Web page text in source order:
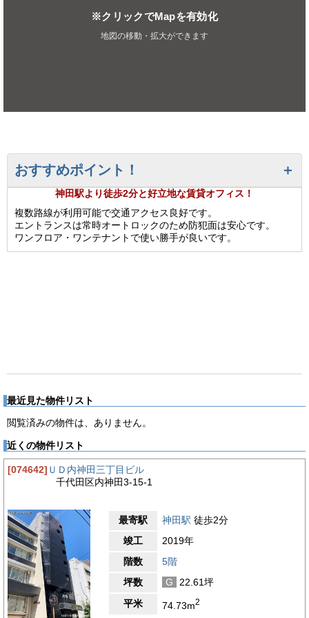
※クリックでMapを有効化
地図の移動・拡大ができます
おすすめポイント！
神田駅より徒歩2分と好立地な賃貸オフィス！
複数路線が利用可能で交通アクセス良好です。
エントランスは常時オートロックのため防犯面は安心です。
ワンフロア・ワンテナントで使い勝手が良いです。
最近見た物件リスト
閲覧済みの物件は、ありません。
近くの物件リスト
[074642] ＵＤ内神田三丁目ビル
千代田区内神田3-15-1
最寄駅 神田駅 徒歩2分
竣工
2019年
階数
5階
坪数
G
22.61坪
平米
74.73m2